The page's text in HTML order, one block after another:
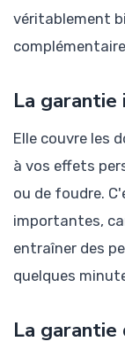
véritablement
La garantie
Elle couvre les
à vos effets
ou de foudre.
importantes,
entraîner des
quelques
La garantie